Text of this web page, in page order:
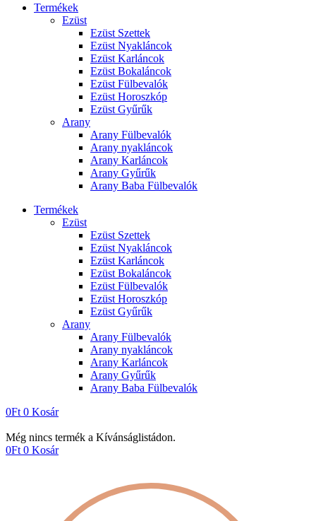
Termékek
Ezüst
Ezüst Szettek
Ezüst Nyakláncok
Ezüst Karláncok
Ezüst Bokaláncok
Ezüst Fülbevalók
Ezüst Horoszkóp
Ezüst Gyűrűk
Arany
Arany Fülbevalók
Arany nyakláncok
Arany Karláncok
Arany Gyűrűk
Arany Baba Fülbevalók
Termékek
Ezüst
Ezüst Szettek
Ezüst Nyakláncok
Ezüst Karláncok
Ezüst Bokaláncok
Ezüst Fülbevalók
Ezüst Horoszkóp
Ezüst Gyűrűk
Arany
Arany Fülbevalók
Arany nyakláncok
Arany Karláncok
Arany Gyűrűk
Arany Baba Fülbevalók
0Ft 0 Kosár
Még nincs termék a Kívánságlistádon.
0Ft 0 Kosár